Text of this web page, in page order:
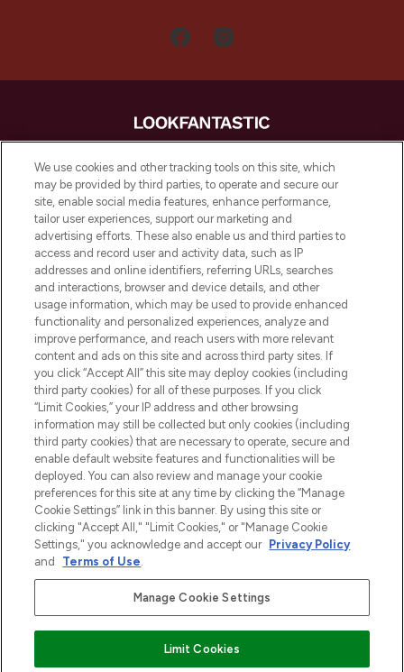
LOOKFANTASTIC is de ultieme online
beautybestemming van Europa, met de
beste huidverzorging, haarproducten en
make-up van meer dan 200 topmerken.
Shop online of via de app, met gratis
verzending vanaf €40.
Cookie-toestemming
Do Not Sell or Share My Personal
Information
HELP & INFORMATIE
BEDRIJFSINFORMATIE
OVER LOOKFANTASTIC
Betaal veilig met
We use cookies and other tracking tools on this site, which
may be provided by third parties, to operate and secure our
site, enable social media features, enhance performance,
tailor user experiences, support our marketing and
advertising efforts. These also enable us and third parties to
access and record user and activity data, such as IP
addresses and online identifiers, referring URLs, searches
and interactions, browser and device details, and other
usage information, which may be used to provide enhanced
functionality and personalized experiences, analyze and
improve performance, and reach users with more relevant
content and ads on this site and across third party sites. If
you click “Accept All” this site may deploy cookies (including
third party cookies) for all of these purposes. If you click
“Limit Cookies,” your IP address and other browsing
information may still be collected but only cookies (including
third party cookies) that are necessary to operate, secure and
enable default website features and functionalities will be
deployed. You can also review and manage your cookie
preferences for this site at any time by clicking the “Manage
Cookie Settings” link in this banner. By using this site or
clicking "Accept All," "Limit Cookies," or "Manage Cookie
Settings," you acknowledge and accept our Privacy Policy
and
Terms of Use.
Manage Cookie Settings
Limit Cookies